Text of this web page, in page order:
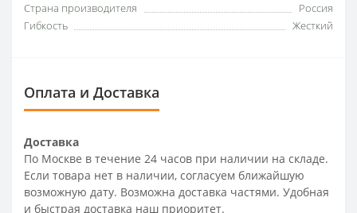
Страна производителя
Россия
Гибкость
Жесткий
Оплата и Доставка
Доставка
По Москве в течение 24 часов при наличии на складе.
Если товара нет в наличии, согласуем ближайшую
возможную дату. Возможна доставка частями. Удобная
и быстрая доставка наш приоритет.